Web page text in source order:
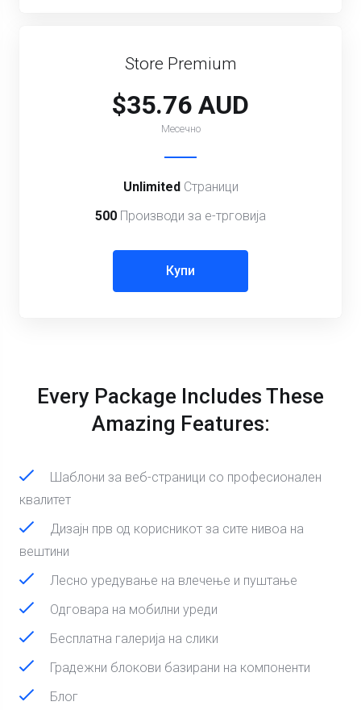
Store Premium
$35.76 AUD
Месечно
Unlimited Страници
500 Производи за е-трговија
Купи
Every Package Includes These
Amazing Features:
Шаблони за веб-страници со професионален
квалитет
Дизајн прв од корисникот за сите нивоа на
вештини
Лесно уредување на влечење и пуштање
Одговара на мобилни уреди
Бесплатна галерија на слики
Градежни блокови базирани на компоненти
Блог